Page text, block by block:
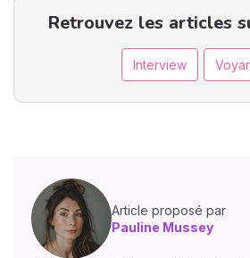
Retrouvez les articles
Interview
Article proposé par
Pauline Mussey